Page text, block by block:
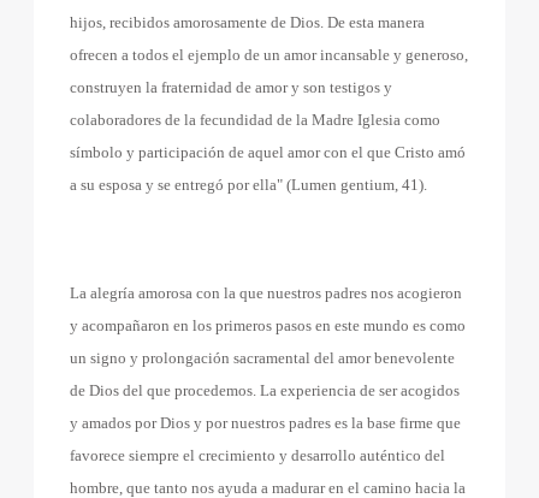
hijos, recibidos amorosamente de Dios. De esta manera
ofrecen a todos el ejemplo de un amor incansable y generoso,
construyen la fraternidad de amor y son testigos y
colaboradores de la fecundidad de la Madre Iglesia como
símbolo y participación de aquel amor con el que Cristo amó
a su esposa y se entregó por ella" (Lumen gentium, 41).
La alegría amorosa con la que nuestros padres nos acogieron
y acompañaron en los primeros pasos en este mundo es como
un signo y prolongación sacramental del amor benevolente
de Dios del que procedemos. La experiencia de ser acogidos
y amados por Dios y por nuestros padres es la base firme que
favorece siempre el crecimiento y desarrollo auténtico del
hombre, que tanto nos ayuda a madurar en el camino hacia la